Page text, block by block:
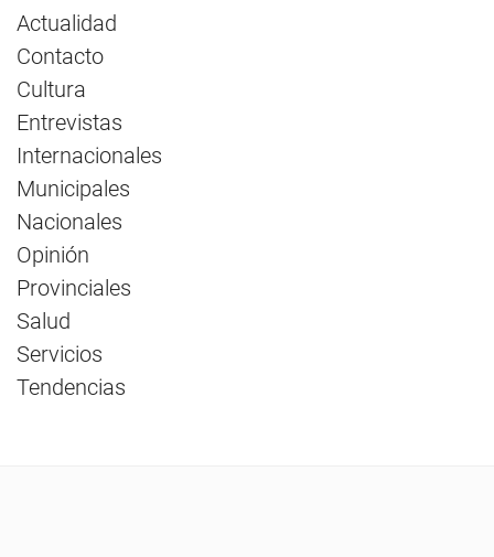
Actualidad
Contacto
Cultura
Entrevistas
Internacionales
Municipales
Nacionales
Opinión
Provinciales
Salud
Servicios
Tendencias